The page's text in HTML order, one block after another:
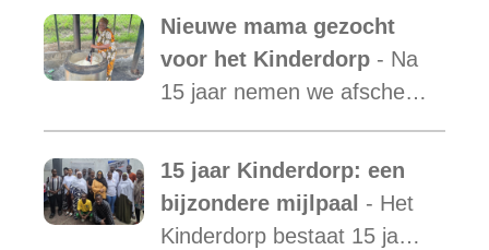
onze ondersteuning is,
terwijl de vraag blijft
toenemen.
Nieuwe mama gezocht
voor het Kinderdorp - Na
15 jaar nemen we afscheid
van Mama Ester. We
starten de zoektocht naar
een nieuwe mama met een
warm hart voor onze
15 jaar Kinderdorp: een
bijzondere mijlpaal - Het
Kinderdorp bestaat 15 jaar